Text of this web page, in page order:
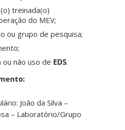
treinada(o)
do MEV;
ou grupo de pesquisa;
ou não uso de EDS.
João da Silva –
– Laboratório/Grupo